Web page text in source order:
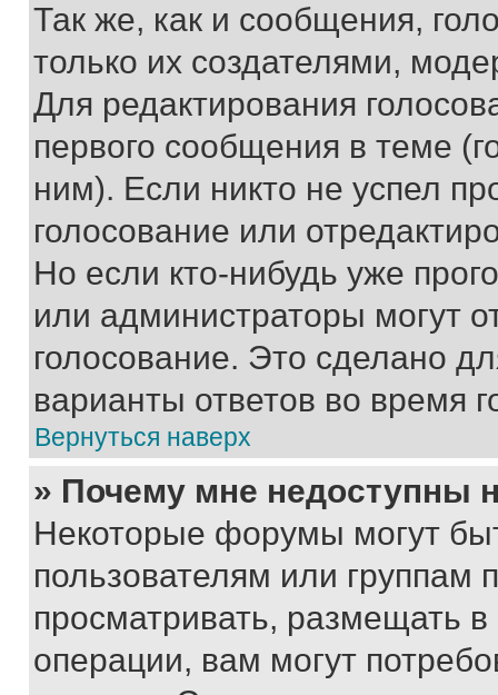
Так же, как и сообщения,
только их создателями,
Для редактирования
первого сообщения в теме
ним). Если никто не успел
голосование или
Но если кто-нибудь уже
или администраторы могут
голосование. Это сделано
варианты ответов во время
Вернуться наверх
» Почему мне недоступны
Некоторые форумы могут
пользователям или группам
просматривать, размещать
операции, вам могут